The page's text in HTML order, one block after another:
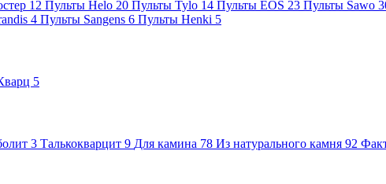
12 Пульты Helo 20 Пульты Tylo 14 Пульты EOS 23 Пульты Sawo
4 Пульты Sangens 6 Пульты Henki 5
5
3 Талькокварцит 9 Для камина 78 Из натурального камня 92